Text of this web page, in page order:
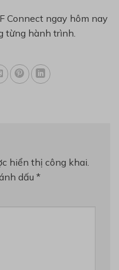
Connect ngay hôm nay
từng hành trình.
hiển thị công khai.
dấu *